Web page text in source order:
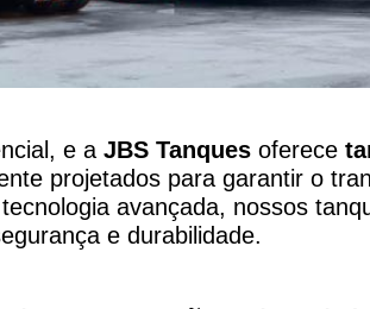
e a JBS Tanques oferece
projetados para garantir o
avançada, nossos
e durabilidade.